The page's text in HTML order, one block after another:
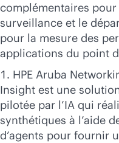
complémentaires pour
surveillance et le
pour la mesure des
applications du point
HPE Aruba
Insight est une
pilotée par l’IA qui
synthétiques à l’aide
d’agents pour fournir